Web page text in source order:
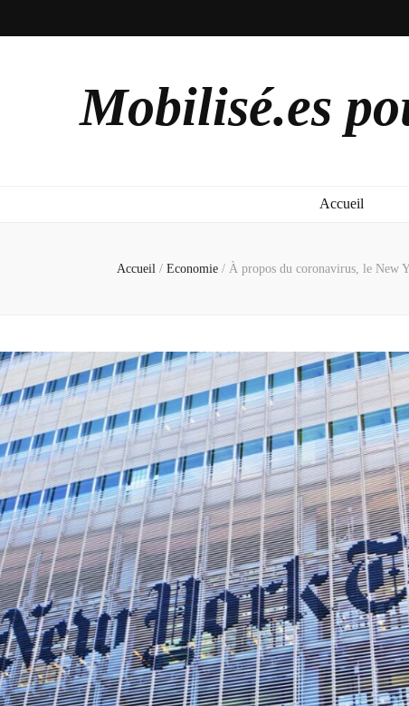
Mobilisé.es
Accueil
Accueil / Economie / À propos du coronavirus, le New